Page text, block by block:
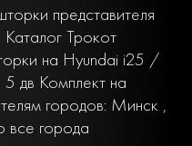
представителя
Трокот
на Hyundai i25 /
дв Комплект на
городов: Минск ,
города